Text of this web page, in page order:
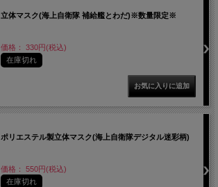
立体マスク(海上自衛隊 補給艦とわだ)※数量限定※
価格： 330円(税込)
在庫切れ
ポリエステル製立体マスク(海上自衛隊デジタル迷彩柄)
価格： 550円(税込)
在庫切れ